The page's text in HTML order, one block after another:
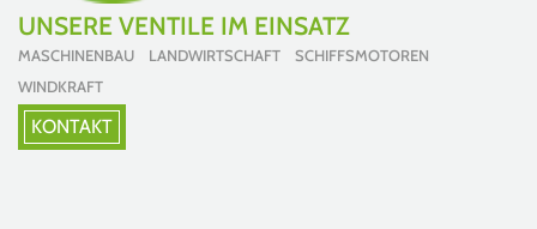
UNSERE VENTILE IM EINSATZ
MASCHINENBAU LANDWIRTSCHAFT SCHIFFSMOTOREN
WINDKRAFT
KONTAKT